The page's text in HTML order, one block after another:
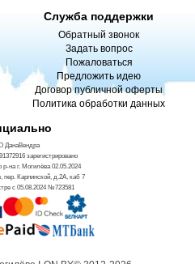
Служба поддержки
Обратный звонок
Задать вопрос
Пожаловаться
Предложить идею
Договор публичной оферты
Политика обработки данных
ДанаВендра
зарегистрировано
на г. Могилёва 02.05.2024
Карпинской, д.2А, каб 7
с 05.08.2024 №723581